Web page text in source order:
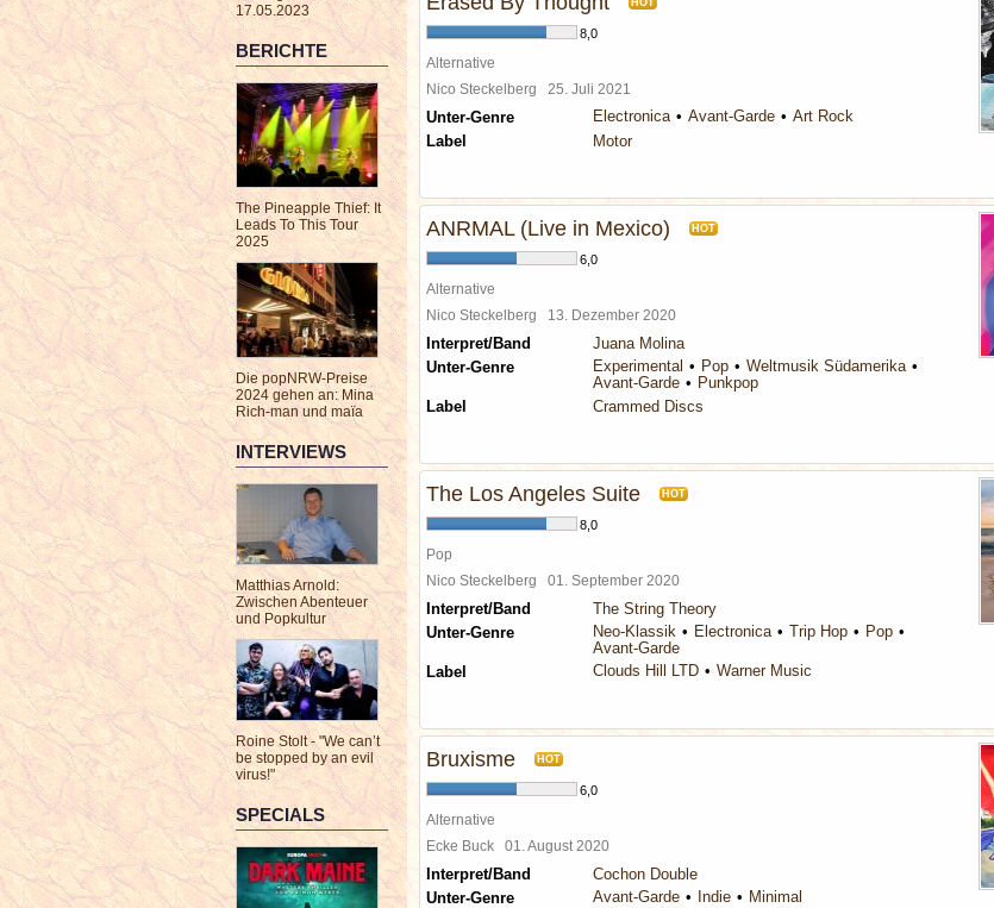
17.05.2023
BERICHTE
The Pineapple Thief: It
Leads To This Tour
2025
Die popNRW-Preise
2024 gehen an: Mina
Rich-man und maïa
INTERVIEWS
Matthias Arnold:
Zwischen Abenteuer
und Popkultur
Roine Stolt - "We can’t
be stopped by an evil
virus!"
SPECIALS
HOT
8,0
Alternative
Nico Steckelberg 25. Juli 2021
Unter-Genre Electronica Avant-Garde
Art Rock
Label
Motor
ANRMAL (Live in Mexico) HOT
6,0
Alternative
Nico Steckelberg 13. Dezember 2020
Interpret/Band
Juana Molina
Unter-Genre
Experimental Pop
Weltmusik Südamerika
Avant-Garde
Punkpop
Label
Crammed Discs
The Los Angeles Suite HOT
8,0
Pop
Nico Steckelberg 01. September 2020
Interpret/Band
The String Theory
Unter-Genre
Neo-Klassik Electronica Trip Hop
Pop
Avant-Garde
Label
Clouds Hill LTD Warner Music
Bruxisme HOT
6,0
Alternative
Ecke Buck 01. August 2020
Interpret/Band
Cochon Double
Unter-Genre
Avant-Garde Indie
Minimal